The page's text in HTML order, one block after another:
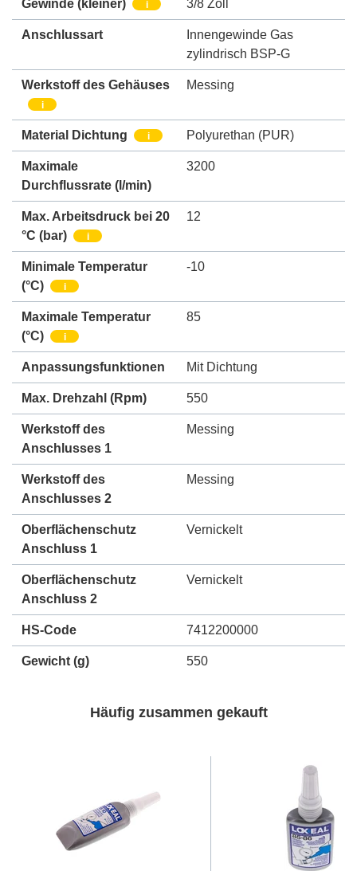
Gewinde (kleiner) i 3/8 Zoll
Anschlussart
Innengewinde Gas
zylindrisch BSP-G
Werkstoff des Gehäuses
i
Messing
Material Dichtung i Polyurethan (PUR)
Maximale
Durchflussrate (l/min)
3200
Max. Arbeitsdruck bei 20
°C (bar)
i
12
Minimale Temperatur
(°C)
i
-10
Maximale Temperatur
(°C)
i
85
Anpassungsfunktionen Mit Dichtung
Max. Drehzahl (Rpm) 550
Werkstoff des
Anschlusses 1
Messing
Werkstoff des
Anschlusses 2
Messing
Oberflächenschutz
Anschluss 1
Vernickelt
Oberflächenschutz
Anschluss 2
Vernickelt
HS-Code 7412200000
Gewicht (g) 550
Häufig zusammen gekauft